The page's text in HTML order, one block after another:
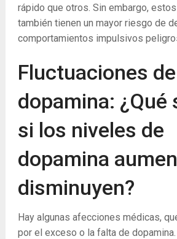
rápido que otros. Sin embargo,
también tienen un mayor riesgo de
comportamientos impulsivos
Fluctuaciones de
dopamina: ¿Qué
si los niveles de
dopamina
disminuyen?
Hay algunas afecciones médicas,
por el exceso o la falta de dopamina.